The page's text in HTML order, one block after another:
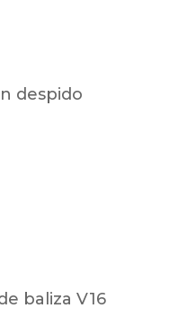
despido
baliza V16